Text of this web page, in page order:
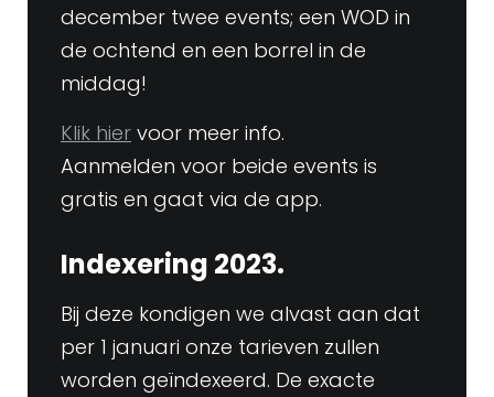
december twee events; een WOD in
de ochtend en een borrel in de
middag!
Klik hier voor meer info.
Aanmelden voor beide events is
gratis en gaat via de app.
Indexering 2023.
Bij deze kondigen we alvast aan dat
per 1 januari onze tarieven zullen
worden geïndexeerd. De exacte